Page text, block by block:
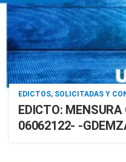
EDICTOS, SOLICITADAS Y
EDICTO:
06062122- -